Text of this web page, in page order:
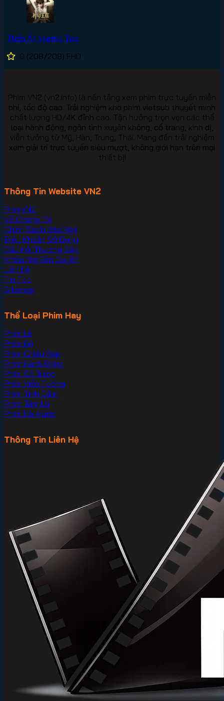
Thần Ấn Vương Tọa
0 (208/208) FHD
Phim VN2 (vn2.info) là nền tảng xem phim trực tuyến miễn
phí, tốc độ cao. Trải nghiệm kho phim vietsub thuyết minh
chất lượng HD/4K đỉnh cao. Tận hưởng trọn vẹn các thể
loại hành động, ngôn tình xuyên không, cổ trang, kinh dị,
viễn tưởng từ Mỹ, Hàn, Trung, Thái. Mang đến trải nghiệm
xem giải trí trực tuyến siêu mượt, không giới hạn trên mọi
thiết bị!
Thông Tin Website VN2
PhimVN2
Về Chúng Tôi
Chính Sách Bảo Mật
Điều Khoản Sử Dụng
Câu Hỏi Thường Gặp
Khiếu Nại Bản Quyền
Liên Hệ
Tin Tức
Sitemap
Thể Loại Phim Hay
Phim Lẻ
Phim Bộ
Phim Chiếu Rạp
Phim Hành Động
Phim Cổ Trang
Phim Viễn Tưởng
Phim Tình Cảm
Phim Tâm Lý
Phim Hài Hước
Thông Tin Liên Hệ